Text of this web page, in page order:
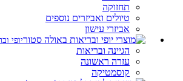
תחזוקה
טיולים ואביזרים נוספים
אביזרי עישון
יופי
הגיינה ובריאות
עזרה ראשונה
קוסמטיקה